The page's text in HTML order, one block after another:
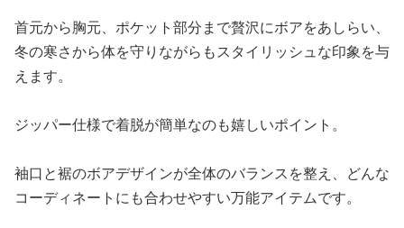
首元から胸元、ポケット部分まで贅沢にボアをあしらい、
冬の寒さから体を守りながらもスタイリッシュな印象を与
えます。
ジッパー仕様で着脱が簡単なのも嬉しいポイント。
袖口と裾のボアデザインが全体のバランスを整え、どんな
コーディネートにも合わせやすい万能アイテムです。